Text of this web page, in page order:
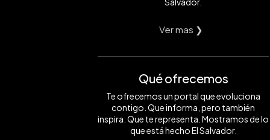
Ver mas ❯
Qué ofrecemos
Te ofrecemos un portal que evoluciona
contigo. Que informa, pero también
inspira. Que te representa. Mostramos de lo
que está hecho El Salvador.